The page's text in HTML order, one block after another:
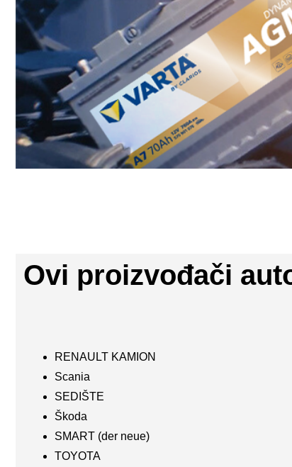
Ovi proizvođači
RENAULT KAMION
Scania
SEDIŠTE
Škoda
SMART (der neue)
TOYOTA